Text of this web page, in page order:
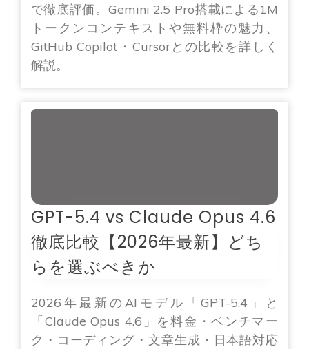
で徹底評価。Gemini 2.5 Pro搭載による1M
トークンコンテキストや無料枠の魅力、
GitHub Copilot・Cursorとの比較を詳しく
解説。
GPT-5.4 vs Claude Opus 4.6
徹底比較【2026年最新】どち
らを選ぶべきか
2026年最新のAIモデル「GPT-5.4」と
「Claude Opus 4.6」を料金・ベンチマー
ク・コーディング・文章生成・日本語対応